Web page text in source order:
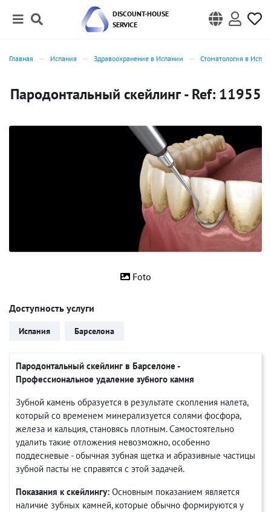
DISCOUNT-HOUSE
SERVICE
Главная Испания Здравоохранение в Испании Стоматология в
Пародонтальный скейлинг - Ref: 11955
Foto
Доступность услуги
Испания Барселона
Пародонтальный скейлинг в Барселоне -
Профессиональное удаление зубного камня
Зубной камень образуется в результате скопления налета,
который со временем минерализуется солями фосфора,
железа и кальция, становясь плотным. Самостоятельно
удалить такие отложения невозможно, особенно
поддесневые - обычная зубная щетка и абразивные частицы
зубной пасты не справятся с этой задачей.
Показания к скейлингу: Основным показанием является
наличие зубных камней, которые обычно формируются у